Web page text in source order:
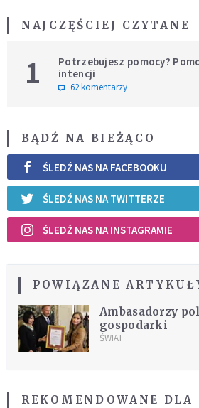
NAJCZĘŚCIEJ CZYTANE
1
Potrzebujesz pomocy?
intencji
62 komentarzy
BĄDŹ NA BIEŻĄCO
ŚLEDŹ NAS NA FACEBOOKU
ŚLEDŹ NAS NA TWITTERZE
ŚLEDŹ NAS NA INSTAGRAMIE
POWIĄZANE
Ambasadorzy
gospodarki
ŚWIAT
REKOMENDOWANE